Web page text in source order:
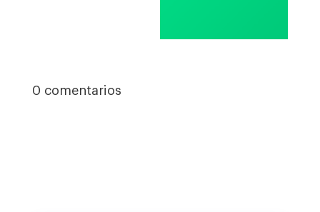
0 comentarios